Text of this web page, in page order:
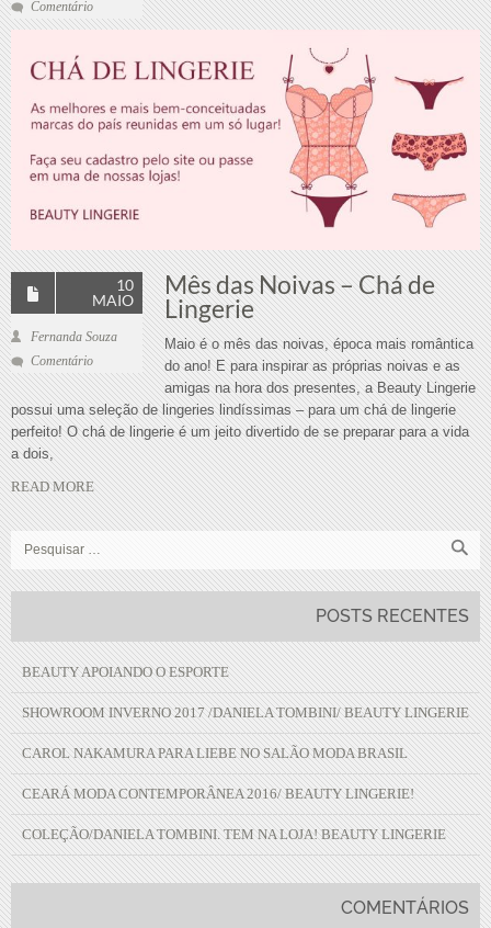
Comentário
10
MAIO
Fernanda Souza
Comentário
Mês das Noivas – Chá de
Lingerie
Maio é o mês das noivas, época mais romântica
do ano! E para inspirar as próprias noivas e as
amigas na hora dos presentes, a Beauty Lingerie
possui uma seleção de lingeries lindíssimas – para um chá de lingerie
perfeito! O chá de lingerie é um jeito divertido de se preparar para a vida
a dois,
READ MORE
POSTS RECENTES
BEAUTY APOIANDO O ESPORTE
SHOWROOM INVERNO 2017 /DANIELA TOMBINI/ BEAUTY LINGERIE
CAROL NAKAMURA PARA LIEBE NO SALÃO MODA BRASIL
CEARÁ MODA CONTEMPORÂNEA 2016/ BEAUTY LINGERIE!
COLEÇÃO/DANIELA TOMBINI. TEM NA LOJA! BEAUTY LINGERIE
COMENTÁRIOS